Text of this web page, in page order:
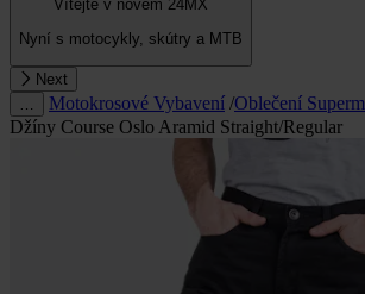
Vítejte v novém 24MX
Nyní s motocykly, skútry a MTB
Next
Motokrosové Vybavení /Oblečení
Džíny Course Oslo Aramid Straight/Regular